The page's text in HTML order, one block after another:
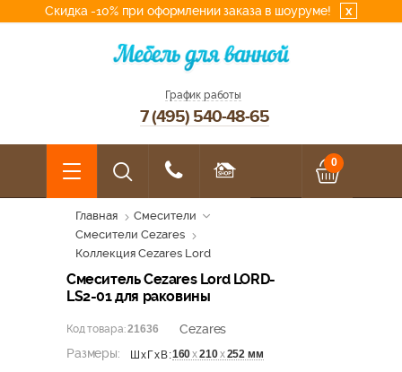
Скидка -10% при оформлении заказа в шоуруме! x
График работы
7 (495) 540-48-65
0
Главная
Смесители
Смесители Cezares
Коллекция Cezares Lord
Смеситель Cezares Lord LORD-
LS2-01 для раковины
Код товара: 21636
Cezares
Размеры:
ШхГхВ:160х210х252 мм